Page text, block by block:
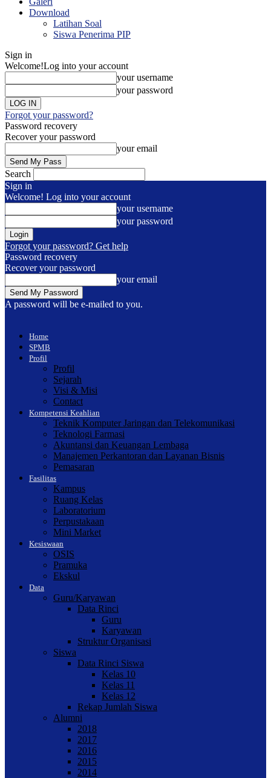
Download
Latihan Soal
Siswa Penerima PIP
Sign in
Welcome!Log into your account
your username
your password
Forgot your password?
Password recovery
Recover your password
your email
Search
Sign in
Welcome! Log into your account
your username
your password
Forgot your password? Get help
Password recovery
Recover your password
your email
A password will be e-mailed to you.
Home
SPMB
Profil
Profil
Sejarah
Visi & Misi
Contact
Kompetensi Keahlian
Teknik Komputer Jaringan dan Telekomunikasi
Teknologi Farmasi
Akuntansi dan Keuangan Lembaga
Manajemen Perkantoran dan Layanan Bisnis
Pemasaran
Fasilitas
Kampus
Ruang Kelas
Laboratorium
Perpustakaan
Mini Market
Kesiswaan
OSIS
Pramuka
Ekskul
Data
Guru/Karyawan
Data Rinci
Guru
Karyawan
Struktur Organisasi
Siswa
Data Rinci Siswa
Kelas 10
Kelas 11
Kelas 12
Rekap Jumlah Siswa
Alumni
2018
2017
2016
2015
2014